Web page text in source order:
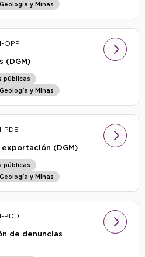
y Minas
OPP
(DGM)
públicas
y Minas
PDE
(DGM)
públicas
y Minas
PDD
de denuncias